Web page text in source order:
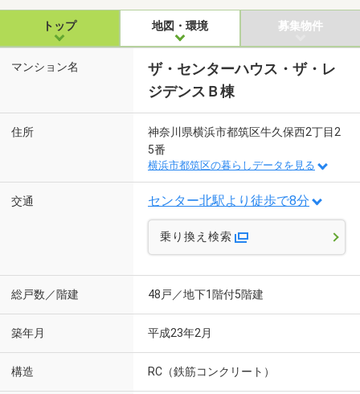
トップ 地図・環境 募集物件
マンション名
ザ・センターハウス・ザ・レ
ジデンスＢ棟
住所
神奈川県横浜市都筑区牛久保西2丁目2
5番
横浜市都筑区の暮らしデータを見る
交通 センター北駅より徒歩で8分
乗り換え検索
総戸数／階建 48戸／地下1階付5階建
築年月 平成23年2月
構造 RC（鉄筋コンクリート）